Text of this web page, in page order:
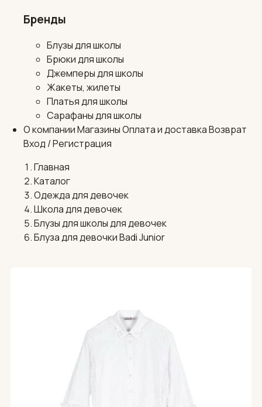
Бренды
Блузы для школы
Брюки для школы
Джемперы для школы
Жакеты, жилеты
Платья для школы
Сарафаны для школы
О компанииМагазиныОплата и доставкаВозврат
Вход / Регистрация
Главная
Каталог
Одежда для девочек
Школа для девочек
Блузы для школы для девочек
Блуза для девочки Badi Junior